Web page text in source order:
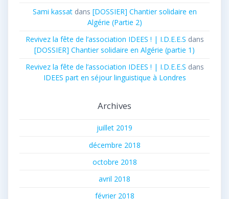
Sami kassatdans [DOSSIER] Chantier solidaire en
Algérie (Partie 2)
Revivez la fête de l’association IDEES ! | I.D.E.E.S dans
[DOSSIER] Chantier solidaire en Algérie (partie 1)
Revivez la fête de l’association IDEES ! | I.D.E.E.S dans
IDEES part en séjour linguistique à Londres
Archives
juillet 2019
décembre 2018
octobre 2018
avril 2018
février 2018